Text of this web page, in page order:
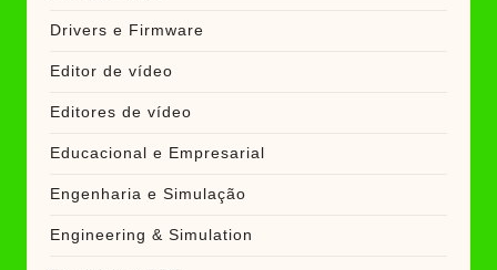
Drivers e Firmware
Editor de vídeo
Editores de vídeo
Educacional e Empresarial
Engenharia e Simulação
Engineering & Simulation